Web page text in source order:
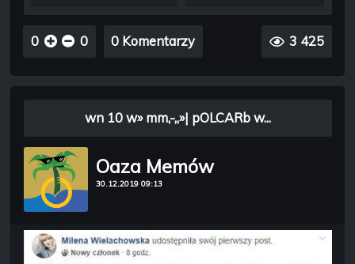
0 0 0 Komentarzy 3 425
Oaza Memów
30.12.2019 09:13
wn 10 w» mm,-„»| pOLCARb w...